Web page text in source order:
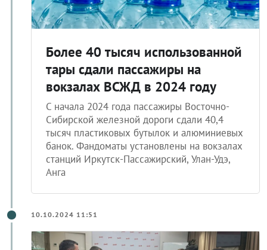
Более 40 тысяч использованной
тары сдали пассажиры на
вокзалах ВСЖД в 2024 году
С начала 2024 года пассажиры Восточно-
Сибирской железной дороги сдали 40,4
тысяч пластиковых бутылок и алюминиевых
банок. Фандоматы установлены на вокзалах
станций Иркутск-Пассажирский, Улан-Удэ,
Анга
10.10.2024 11:51